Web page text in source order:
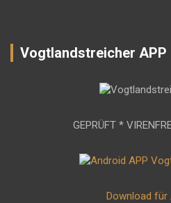
Vogtlandstreicher APP
GEPRÜFT *
Download für